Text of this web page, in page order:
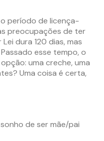
período de licença-
preocupações de ter
dura 120 dias, mas
esse tempo, o
uma creche, uma
Uma coisa é certa,
sonho de ser mãe/pai